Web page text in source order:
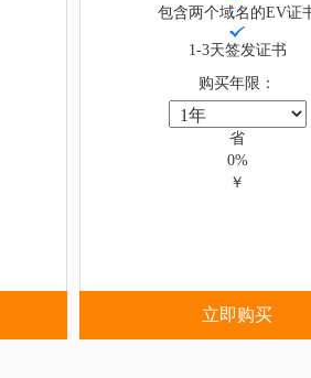
包含两个域名的EV证
1-3天签发证书
购买年限：
省
0%
￥
立即购买